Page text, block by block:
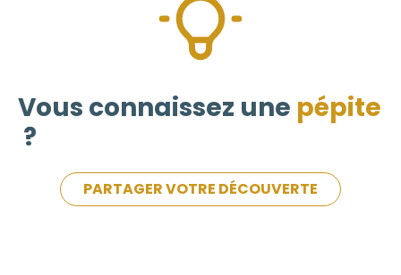
Vous connaissez une pépite
?
PARTAGER VOTRE DÉCOUVERTE